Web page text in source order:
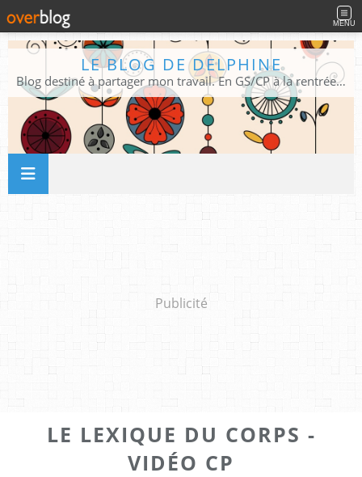
MENU
LE BLOG DE DELPHINE
Blog destiné à partager mon travail. En GS/CP à la rentrée 2026/2027 !
Publicité
LE LEXIQUE DU CORPS -
VIDÉO CP